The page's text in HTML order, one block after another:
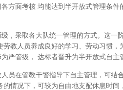
方面考核 均能达到半开放式管理条件
采取各大队统一管理的方式。这一
教人员养成良好的学习、劳动习惯，
严管级， 达标者晋升为半开放式自主
在管教干警指导下自主管理，可结
情况下，可较为自由地支配休息时间